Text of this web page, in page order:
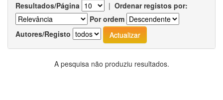
Resultados/Página | Ordenar registos por:
Por ordem
Autores/Registo
A pesquisa não produziu resultados.